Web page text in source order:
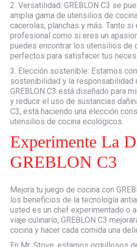
2. Versatilidad: GREBLON C3 se
amplia gama de utensilios de
cacerolas, planchas y más. Tanto si
profesional como si eres un
puedes encontrar los utensilios de
perfectos para satisfacer tus
3. Elección sostenible: Estamos
sostenibilidad y la responsabilidad
GREBLON C3 está diseñado para
y reducir el uso de sustancias
C3, está haciendo una elección
utensilios de cocina ecológicos.
Experimente La
GREBLON C3
Mejora tu juego de cocina con
los beneficios de la tecnología
usted es un chef experimentado o
viaje culinario, GREBLON C3
cocina y hacer cada comida una